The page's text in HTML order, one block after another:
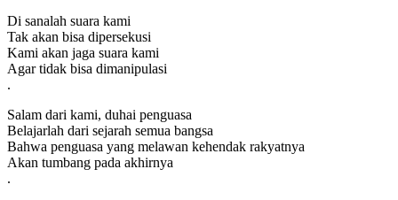
Di sanalah suara kami
Tak akan bisa dipersekusi
Kami akan jaga suara kami
Agar tidak bisa dimanipulasi
.
Salam dari kami, duhai penguasa
Belajarlah dari sejarah semua bangsa
Bahwa penguasa yang melawan kehendak rakyatnya
Akan tumbang pada akhirnya
.